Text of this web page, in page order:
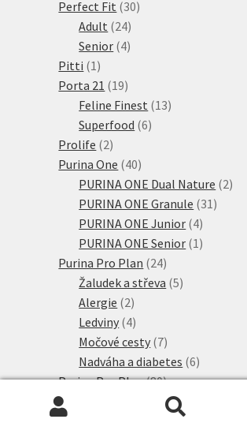
produktů
Perfect Fit 3030
Adult 2424
produktů
Senior 44
Pitti 1 1
produkt
Porta 21 1919
produktů
Feline Finest 1313
Superfood 66
Prolife 22
produkty
Purina One 4040
produktů
PURINA ONE Dual Nature 22
PURINA ONE Granule 31 31
PURINA ONE Junior 44
produkty
PURINA ONE Senior 1 1
Purina Pro Plan 2424
produktů
Žaludek a střeva 55
Alergie 22
produkty
Ledviny 44
produkty
Močové cesty 77
produktů
Nadváha a diabetes 66
produktů
Purina Pro Plan 8080
produktů
produktů
PURINA PRO PLAN